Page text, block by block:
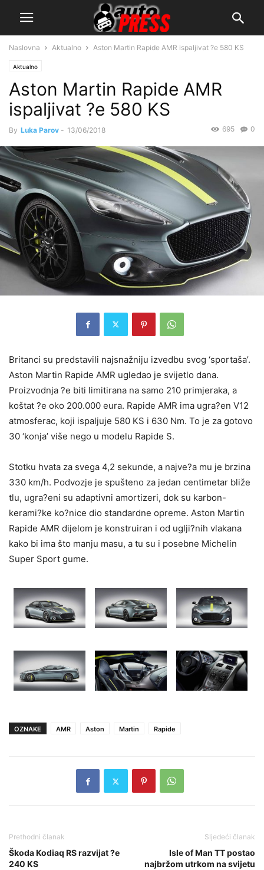
Naslovna Aktualno Aston Martin Rapide AMR ispaljivat ?e 580 KS
Aktualno
Aston Martin Rapide AMR
ispaljivat ?e 580 KS
By Luka Parov - 13/06/2018 0
695
Britanci su predstavili najsnažniju izvedbu svog ‘sportaša’.
Aston Martin Rapide AMR ugledao je svijetlo dana.
Proizvodnja ?e biti limitirana na samo 210 primjeraka, a
koštat ?e oko 200.000 eura. Rapide AMR ima ugra?en V12
atmosferac, koji ispaljuje 580 KS i 630 Nm. To je za gotovo
30 ‘konja’ više nego u modelu Rapide S.
Stotku hvata za svega 4,2 sekunde, a najve?a mu je brzina
330 km/h. Podvozje je spušteno za jedan centimetar bliže
tlu, ugra?eni su adaptivni amortizeri, dok su karbon-
kerami?ke ko?nice dio standardne opreme. Aston Martin
Rapide AMR dijelom je konstruiran i od uglji?nih vlakana
kako bi ima što manju masu, a tu su i posebne Michelin
Super Sport gume.
OZNAKE AMR Aston Martin Rapide
Prethodni članak
Škoda Kodiaq RS razvijat ?e
240 KS
Sljedeći članak
Isle of Man TT postao
najbržom utrkom na svijetu